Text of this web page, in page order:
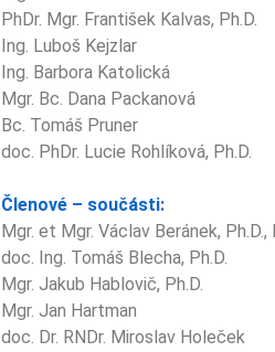
PhDr. Mgr. František Kalvas, Ph.D.
Ing. Luboš Kejzlar
Ing. Barbora Katolická
Mgr. Bc. Dana Packanová
Bc. Tomáš Pruner
doc. PhDr. Lucie Rohlíková, Ph.D.
Členové – součásti:
Mgr. et Mgr. Václav Beránek, Ph.D.,
doc. Ing. Tomáš Blecha, Ph.D.
Mgr. Jakub Hablovič, Ph.D.
Mgr. Jan Hartman
doc. Dr. RNDr. Miroslav Holeček